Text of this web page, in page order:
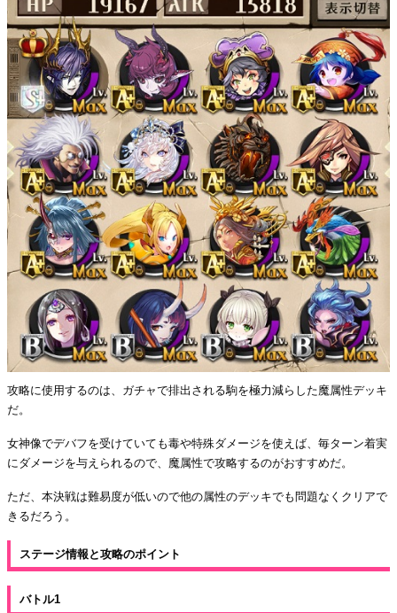
攻略に使用するのは、ガチャで排出される駒を極力減らした魔属性デッキ
だ。
女神像でデバフを受けていても毒や特殊ダメージを使えば、毎ターン着実
にダメージを与えられるので、魔属性で攻略するのがおすすめだ。
ただ、本決戦は難易度が低いので他の属性のデッキでも問題なくクリアで
きるだろう。
ステージ情報と攻略のポイント
バトル1